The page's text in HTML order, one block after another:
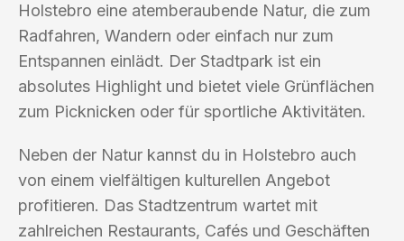
Holstebro eine atemberaubende Natur, die zum
Radfahren, Wandern oder einfach nur zum
Entspannen einlädt. Der Stadtpark ist ein
absolutes Highlight und bietet viele Grünflächen
zum Picknicken oder für sportliche Aktivitäten.
Neben der Natur kannst du in Holstebro auch
von einem vielfältigen kulturellen Angebot
profitieren. Das Stadtzentrum wartet mit
zahlreichen Restaurants, Cafés und Geschäften